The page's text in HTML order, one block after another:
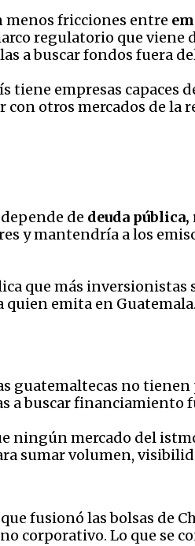
menos fricciones entre
regulatorio que viene
a buscar fondos fuera
tiene empresas capaces
otros mercados de la
de deuda
y mantendría a los
que más
quien emita en Guatemala.
guatemaltecas no tienen
a buscar financiamiento
ningún mercado del
sumar volumen,
fusionó las bolsas de
corporativo. Lo que se